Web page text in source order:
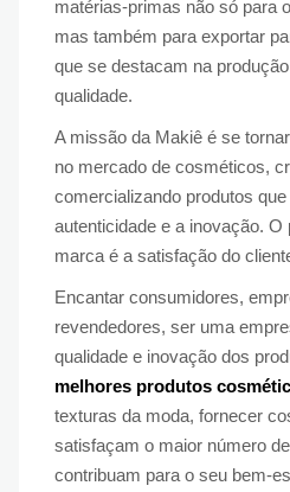
matérias-primas não só para
mas também para exportar
que se destacam na
qualidade.
A missão da Makiê é se
no mercado de cosméticos,
comercializando produtos
autenticidade e a inovação. O
marca é a satisfação do
Encantar consumidores,
revendedores, ser uma
qualidade e inovação dos
melhores produtos
texturas da moda, fornecer
satisfaçam o maior número
contribuam para o seu bem-